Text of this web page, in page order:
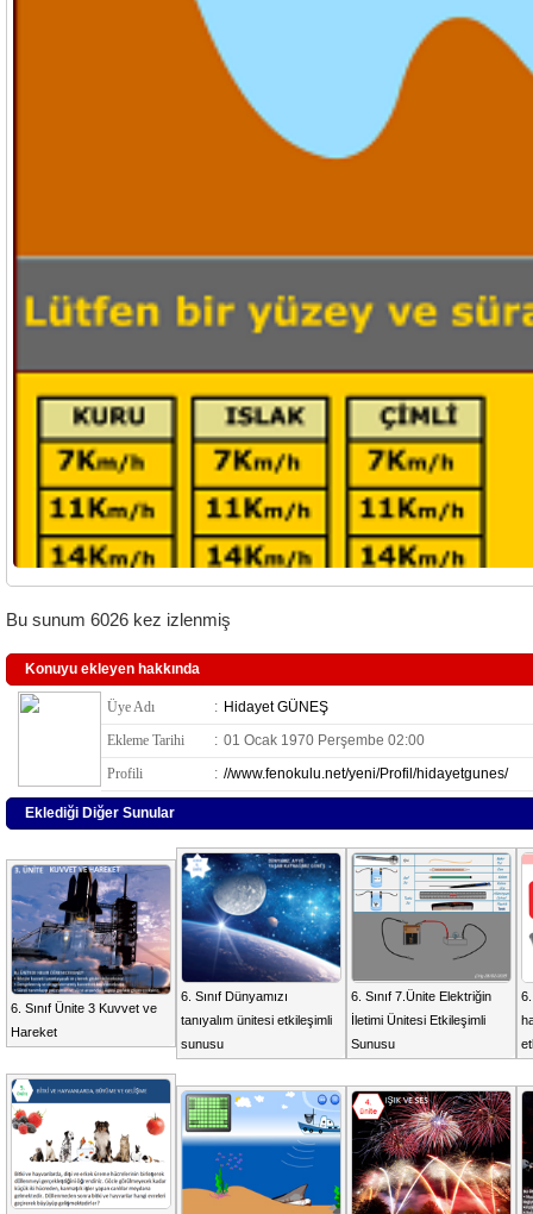
Bu sunum 6026 kez izlenmiş
Konuyu ekleyen hakkında
Üye Adı : Hidayet GÜNEŞ
Ekleme Tarihi
: 01 Ocak 1970 Perşembe 02:00
Profili
: //www.fenokulu.net/yeni/Profil/hidayetgunes/
Eklediği Diğer Sunular
6. Sınıf Ünite 3 Kuvvet ve
Hareket
6. Sınıf Dünyamızı
tanıyalım ünitesi etkileşimli
sunusu
6. Sınıf 7.Ünite Elektriğin
İletimi Ünitesi Etkileşimli
Sunusu